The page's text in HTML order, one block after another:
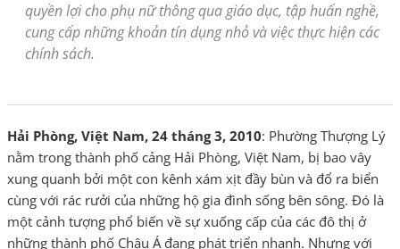
quyền lợi cho phụ nữ thông qua giáo dục, tập huấn nghề,
cung cấp những khoản tín dụng nhỏ và việc thực hiện các
chính sách.
Hải Phòng, Việt Nam, 24 tháng 3, 2010: Phường Thượng Lý
nằm trong thành phố cảng Hải Phòng, Việt Nam, bị bao vây
xung quanh bởi một con kênh xám xịt đầy bùn và đổ ra biển
cùng với rác rưởi của những hộ gia đình sống bên sông. Đó là
một cảnh tượng phổ biến về sự xuống cấp của các đô thị ở
những thành phố Châu Á đang phát triển nhanh. Nhưng với